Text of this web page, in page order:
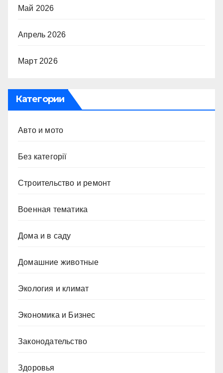
Май 2026
Апрель 2026
Март 2026
Категории
Авто и мото
Без категорії
Строительство и ремонт
Военная тематика
Дома и в саду
Домашние животные
Экология и климат
Экономика и Бизнес
Законодательство
Здоровья